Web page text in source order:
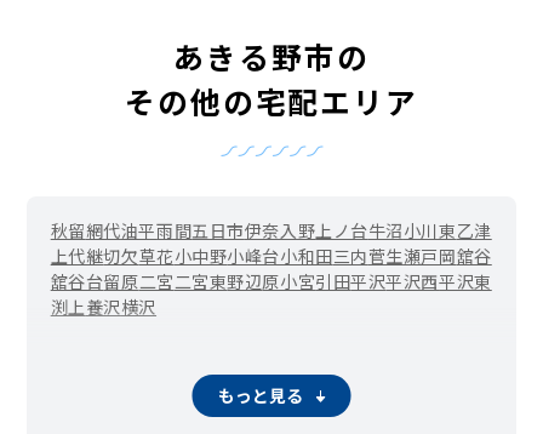
あきる野市の
その他の宅配エリア
秋留網代油平雨間五日市伊奈入野 上ノ台牛沼小川東乙津
上代継切欠草花小中野小峰台小和田三内菅生瀬戸岡舘谷
舘谷台留原二宮 二宮東野辺原小宮引田平沢平沢西平沢東
渕上養沢横沢
もっと見る